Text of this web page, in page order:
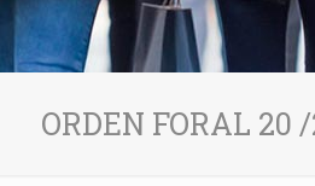
ORDEN FORAL 20